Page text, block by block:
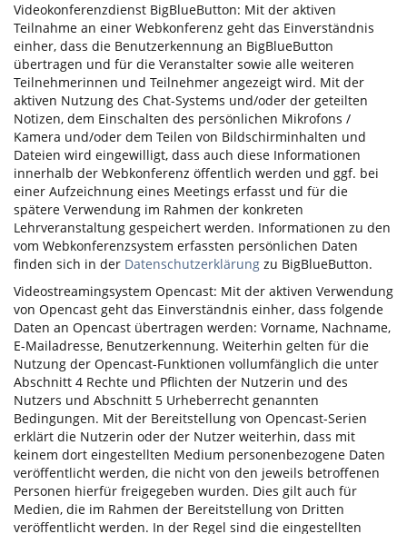
Videokonferenzdienst BigBlueButton: Mit der aktiven
Teilnahme an einer Webkonferenz geht das Einverständnis
einher, dass die Benutzerkennung an BigBlueButton
übertragen und für die Veranstalter sowie alle weiteren
Teilnehmerinnen und Teilnehmer angezeigt wird. Mit der
aktiven Nutzung des Chat-Systems und/oder der geteilten
Notizen, dem Einschalten des persönlichen Mikrofons /
Kamera und/oder dem Teilen von Bildschirminhalten und
Dateien wird eingewilligt, dass auch diese Informationen
innerhalb der Webkonferenz öffentlich werden und ggf. bei
einer Aufzeichnung eines Meetings erfasst und für die
spätere Verwendung im Rahmen der konkreten
Lehrveranstaltung gespeichert werden. Informationen zu den
vom Webkonferenzsystem erfassten persönlichen Daten
finden sich in der Datenschutzerklärung zu BigBlueButton.
Videostreamingsystem Opencast: Mit der aktiven Verwendung
von Opencast geht das Einverständnis einher, dass folgende
Daten an Opencast übertragen werden: Vorname, Nachname,
E-Mailadresse, Benutzerkennung. Weiterhin gelten für die
Nutzung der Opencast-Funktionen vollumfänglich die unter
Abschnitt 4 Rechte und Pflichten der Nutzerin und des
Nutzers und Abschnitt 5 Urheberrecht genannten
Bedingungen. Mit der Bereitstellung von Opencast-Serien
erklärt die Nutzerin oder der Nutzer weiterhin, dass mit
keinem dort eingestellten Medium personenbezogene Daten
veröffentlicht werden, die nicht von den jeweils betroffenen
Personen hierfür freigegeben wurden. Dies gilt auch für
Medien, die im Rahmen der Bereitstellung von Dritten
veröffentlicht werden. In der Regel sind die eingestellten